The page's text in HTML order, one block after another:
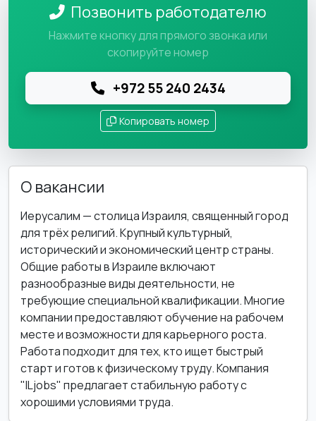
Позвонить работодателю
Нажмите кнопку для прямого звонка или
скопируйте номер
+972 55 240 2434
Копировать номер
О вакансии
Иерусалим — столица Израиля, священный город
для трёх религий. Крупный культурный,
исторический и экономический центр страны.
Общие работы в Израиле включают
разнообразные виды деятельности, не
требующие специальной квалификации. Многие
компании предоставляют обучение на рабочем
месте и возможности для карьерного роста.
Работа подходит для тех, кто ищет быстрый
старт и готов к физическому труду. Компания
"ILjobs" предлагает стабильную работу с
хорошими условиями труда.